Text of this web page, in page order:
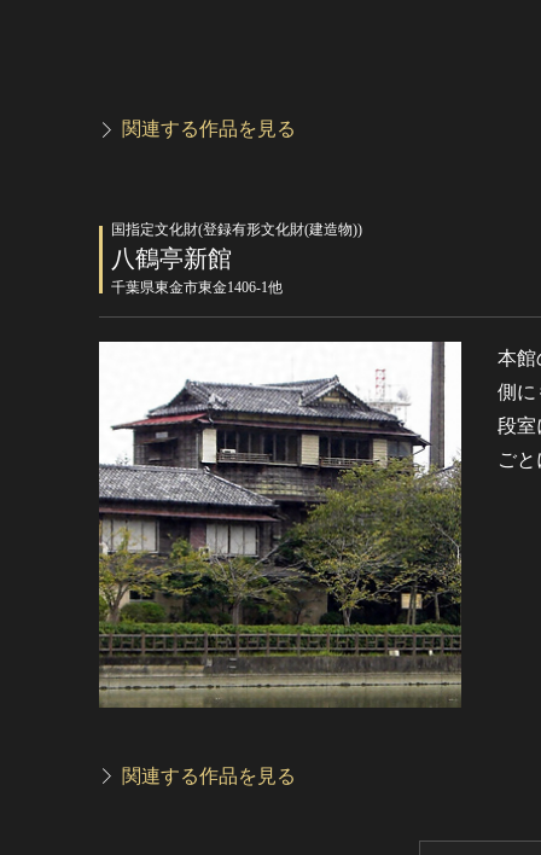
関連する作品を見る
国指定文化財(登録有形文化財(建造物))
八鶴亭新館
千葉県東金市東金1406-1他
本館
側に
段室
ご
関連する作品を見る